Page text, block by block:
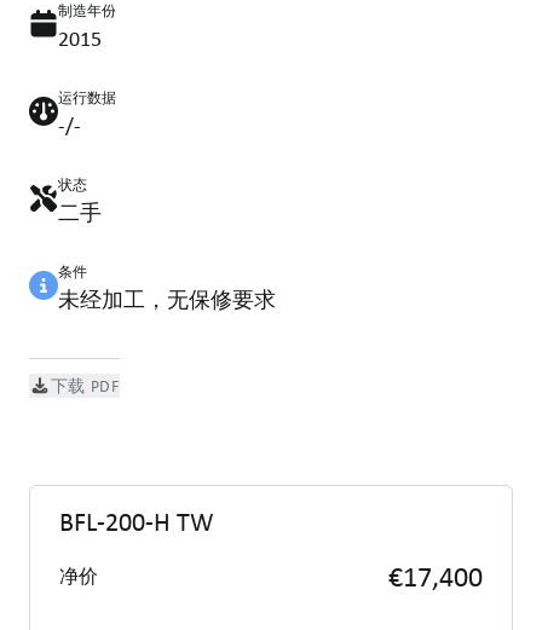
制造年份
2015
运行数据
-/-
状态
二手
条件
未经加工，无保修要求
下载 PDF
BFL-200-H TW
净价 €17,400